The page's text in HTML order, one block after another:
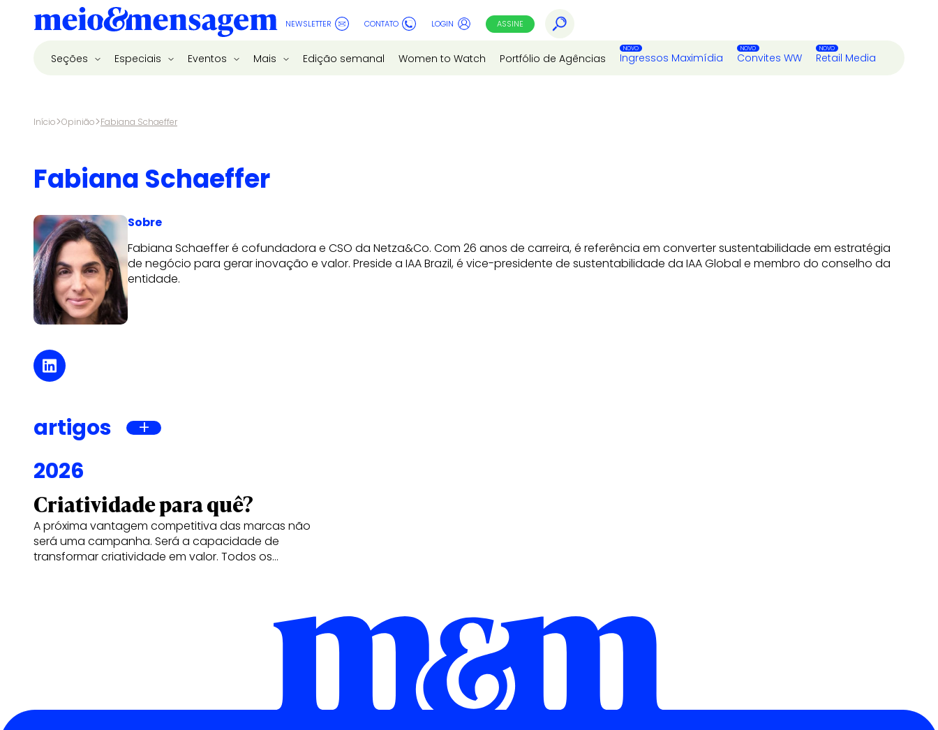
NEWSLETTER CONTATO LOGIN ASSINE
Seções Especiais Eventos Mais Edição semanal Women to Watch Portfólio de Agências Ingressos Maximídia Convites WW Retail Media
Início>Opinião>Fabiana Schaeffer
Fabiana Schaeffer
Sobre
Fabiana Schaeffer é cofundadora e CSO da Netza&Co. Com 26 anos de carreira, é referência em converter sustentabilidade em estratégia
de negócio para gerar inovação e valor. Preside a IAA Brazil, é vice-presidente de sustentabilidade da IAA Global e membro do conselho da
entidade.
artigos
2026
Criatividade para quê?
A próxima vantagem competitiva das marcas não
será uma campanha. Será a capacidade de
transformar criatividade em valor. Todos os…